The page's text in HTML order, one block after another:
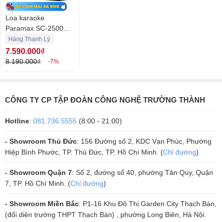
Đánh giá chi tiết loa nằm Paramax SC2500 bán chạy nhất phân khúc
có gì đặc biệt
Loa karaoke
Paramax SC-2500
(Hàng Chính Hãng
Likenew)
Hàng Thanh Lý
7.590.000₫
8.190.000₫ -7%
CÔNG TY CP TẬP ĐOÀN CÔNG NGHỆ TRƯỜNG THÀNH
Hotline: 081.736.5555 (8:00 - 21:00)
- Showroom Thủ Đức: 156 Đường số 2, KDC Vạn Phúc, Phường
Hiệp Bình Phước, TP. Thủ Đức, TP. Hồ Chí Minh. (Chỉ đường)
- Showroom Quận 7: Số 2, đường số 40, phường Tân Quy, Quận
7, TP. Hồ Chí Minh. (Chỉ đường)
- Showroom Miền Bắc: P1-16 Khu Đô Thị Garden City Thạch Bàn,
(đối diện trường THPT Thạch Bàn) , phường Long Biên, Hà Nội.